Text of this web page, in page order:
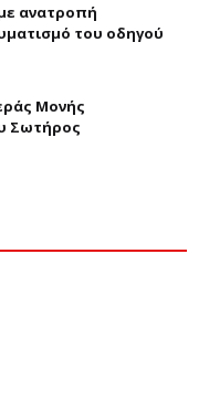
ανατροπή
του οδηγού
Μονής
Σωτήρος